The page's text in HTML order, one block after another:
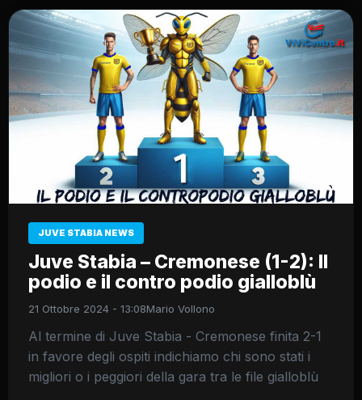
JUVE STABIA NEWS
Juve Stabia – Cremonese (1-2): Il
podio e il contro podio gialloblù
21 Ottobre 2024 - 13:08Mario Vollono
Al termine di Juve Stabia - Cremonese finita 2-1
in favore degli ospiti indichiamo chi sono stati i
migliori o i peggiori della gara tra le file gialloblù